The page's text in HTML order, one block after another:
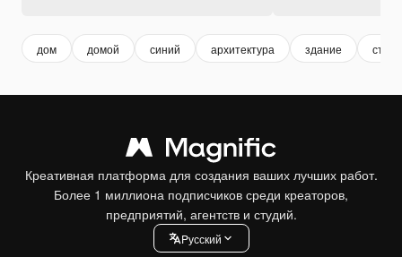
дом домой синий архитектура здание
Креативная платформа для создания ваших лучших работ.
Более 1 миллиона подписчиков среди креаторов,
предприятий, агентств и студий.
Pусский